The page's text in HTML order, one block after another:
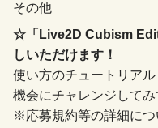
その他
☆「Live2D Cubism
しいただけます！
使い方のチュートリア
機会にチャレンジしてみ
※応募規約等の詳細に